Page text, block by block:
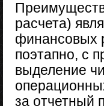
расчета)
финансовых
поэтапно, с
выделение
за отчетный